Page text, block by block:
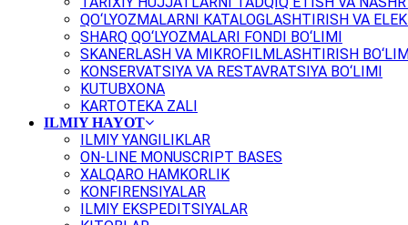
QO‘LYOZMALARNI KATALOGLASHTIRISH VA
SHARQ QO‘LYOZMALARI FONDI BO‘LIMI
SKANERLASH VA MIKROFILMLASHTIRISH
KONSERVATSIYA VA RESTAVRATSIYA BO‘LIMI
KUTUBXONA
KARTOTEKA ZALI
ILMIY HAYOT
ILMIY YANGILIKLAR
ON-LINE MONUSCRIPT BASES
XALQARO HAMKORLIK
KONFIRENSIYALAR
ILMIY EKSPEDITSIYALAR